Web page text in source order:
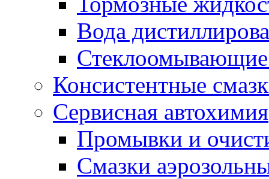
Вода
Консистентные
Сервисная автохимия
Промывки и
Смазки